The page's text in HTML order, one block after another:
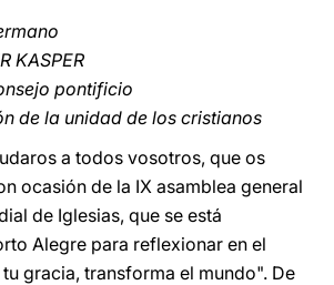
KASPER
pontificio
de la unidad de los cristianos
a todos vosotros, que os
ocasión de la IX asamblea general
de Iglesias, que se está
Alegre para reflexionar en el
gracia, transforma el mundo". De